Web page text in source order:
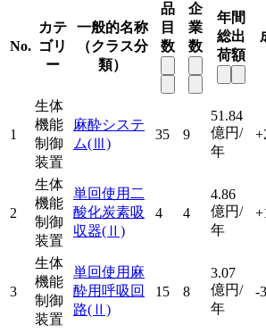
No.
カテ
ゴリ
ー
一般的名称
（クラス分
類）
品
目
数
企
業
数
年間
総出
荷額
1
生体
機能
制御
装置
麻酔システ
ム(Ⅲ)
35 9
51.84
億円/
年
2
生体
機能
制御
装置
単回使用二
酸化炭素吸
収器(Ⅱ)
4 4
4.86
億円/
年
3
生体
機能
制御
装置
単回使用麻
酔用呼吸回
路(Ⅱ)
15 8
3.07
億円/
年
-